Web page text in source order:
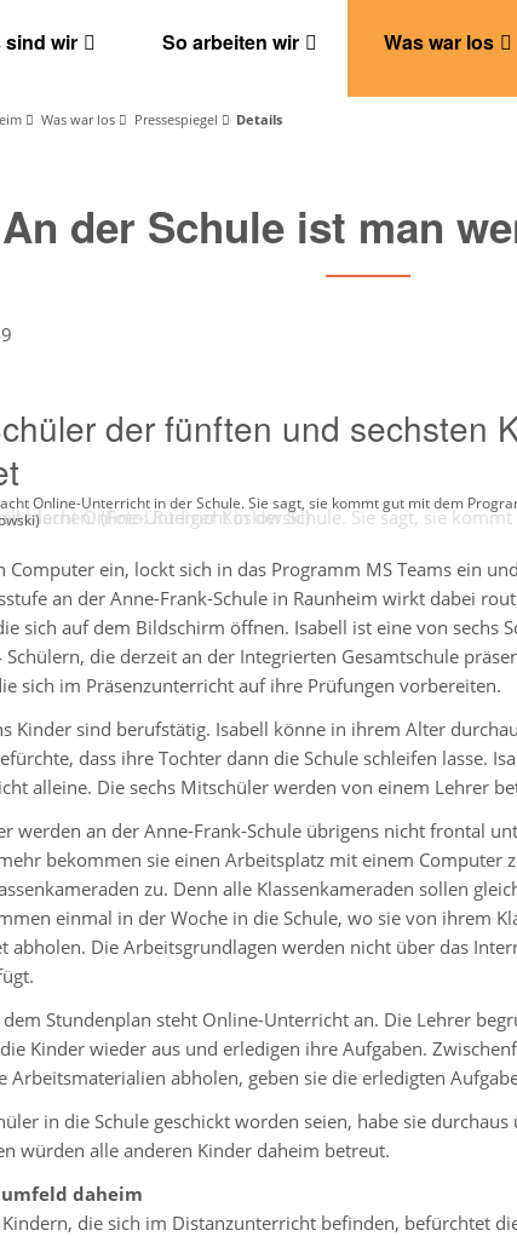
sind wir So arbeiten wir Was war los
Was war los Pressespiegel Details
An der Schule ist man
der fünften und sechsten
Online-Unterricht in der Schule. Sie sagt, sie kommt gut mit dem
Computer ein, lockt sich in das Programm MS Teams ein
an der Anne-Frank-Schule in Raunheim wirkt dabei
sich auf dem Bildschirm öffnen. Isabell ist eine von sechs
die derzeit an der Integrierten Gesamtschule
sich im Präsenzunterricht auf ihre Prüfungen vorbereiten.
Kinder sind berufstätig. Isabell könne in ihrem Alter
dass ihre Tochter dann die Schule schleifen lasse.
alleine. Die sechs Mitschüler werden von einem Lehrer
werden an der Anne-Frank-Schule übrigens nicht frontal
bekommen sie einen Arbeitsplatz mit einem Computer
zu. Denn alle Klassenkameraden sollen
einmal in der Woche in die Schule, wo sie von ihrem
abholen. Die Arbeitsgrundlagen werden nicht über das
dem Stundenplan steht Online-Unterricht an. Die Lehrer
Kinder wieder aus und erledigen ihre Aufgaben.
Arbeitsmaterialien abholen, geben sie die erledigten
in die Schule geschickt worden seien, habe sie
würden alle anderen Kinder daheim betreut.
daheim
die sich im Distanzunterricht befinden, befürchtet